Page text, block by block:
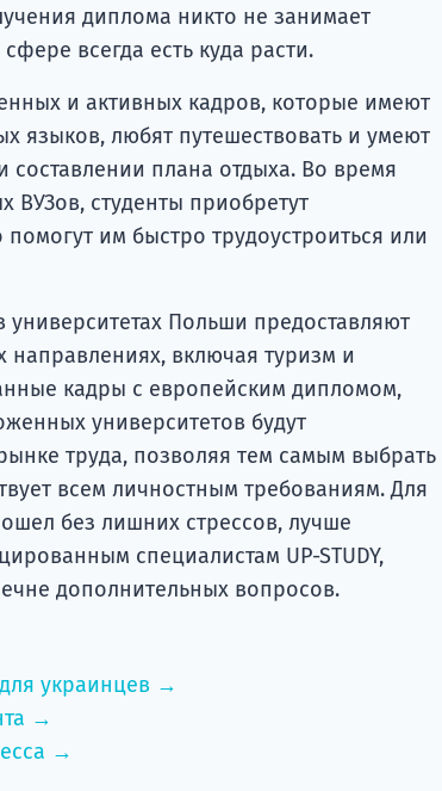
диплома никто не занимает
всегда есть куда расти.
и активных кадров, которые имеют
языков, любят путешествовать и умеют
плана отдыха. Во время
студенты приобретут
им быстро трудоустроиться или
университетах Польши предоставляют
включая туризм и
кадры с европейским дипломом,
университетов будут
труда, позволяя тем самым выбрать
всем личностным требованиям. Для
без лишних стрессов, лучше
специалистам UP-STUDY,
дополнительных вопросов.
украинцев →
→
→